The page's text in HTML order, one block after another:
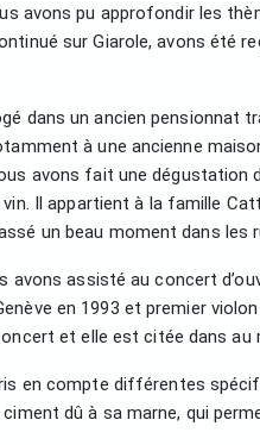
avons pu approfondir les
sur Giarole, avons été
dans un ancien pensionnat
à une ancienne
avons fait une dégustation
Il appartient à la famille
un beau moment dans les
avons assisté au concert
en 1993 et premier
et elle est citée dans au
en compte différentes
dû à sa marne, qui